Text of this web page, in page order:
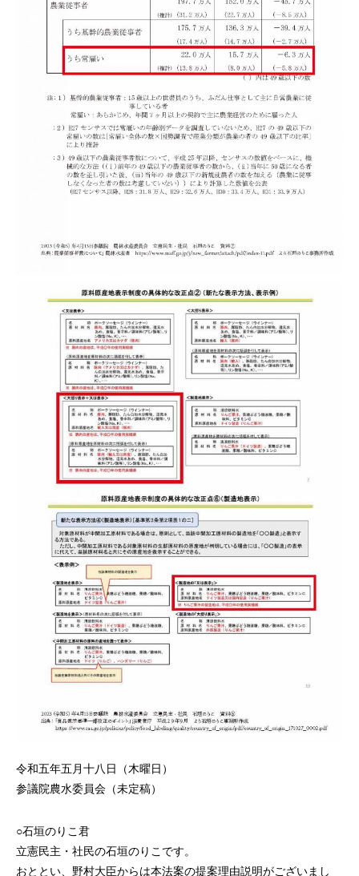
令和五年五月十八日（木曜日）
参議院農水委員会（未定稿）
○石垣のりこ君
立憲民主・社民の石垣のりこです。
おととい、野村大臣からは本法案の提案理由説明がございまし